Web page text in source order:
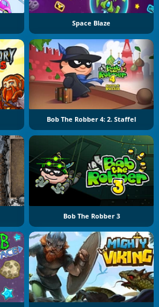
Space Blaze
Bob The Robber 4: 2. Staffel
Bob The Robber 3